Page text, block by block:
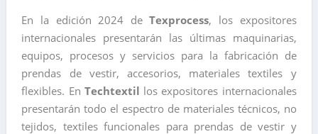
En la edición 2024 deTexprocess, los expositores
internacionales presentarán las últimas maquinarias,
equipos, procesos y servicios para la fabricación de
prendas de vestir, accesorios, materiales textiles y
flexibles. En Techtextil los expositores internacionales
presentarán todo el espectro de materiales técnicos, no
tejidos, textiles funcionales para prendas de vestir y